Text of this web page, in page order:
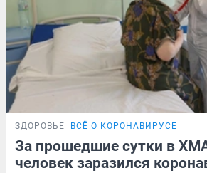
ЗДОРОВЬЕ ВСЁ О КОРОНАВИРУСЕ
За прошедшие сутки в
человек заразился